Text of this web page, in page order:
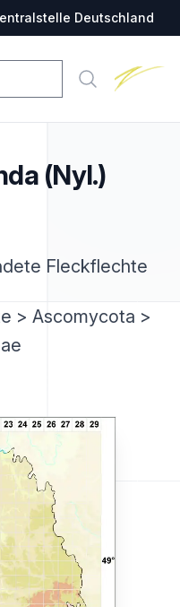
Deutschland
Suche
(Nyl.)
Fleckflechte
> Ascomycota >